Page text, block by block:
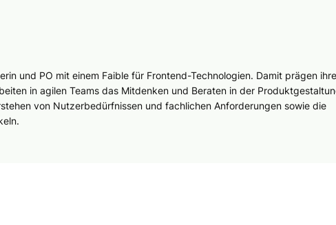
und PO mit einem Faible für Frontend-Technologien. Damit prägen ihre
in agilen Teams das Mitdenken und Beraten in der
von Nutzerbedürfnissen und fachlichen Anforderungen sowie die